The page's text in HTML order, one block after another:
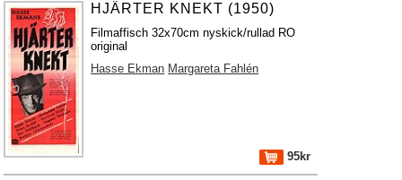
HJÄRTER KNEKT (1950)
Filmaffisch 32x70cm nyskick/rullad RO
original
Hasse Ekman Margareta Fahlén
95kr